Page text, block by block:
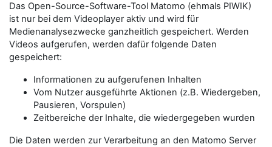
Das Open-Source-Software-Tool Matomo (ehmals PIWIK)
ist nur bei dem Videoplayer aktiv und wird für
Medienanalysezwecke ganzheitlich gespeichert. Werden
Videos aufgerufen, werden dafür folgende Daten
gespeichert:
Informationen zu aufgerufenen Inhalten
Vom Nutzer ausgeführte Aktionen (z.B. Wiedergeben,
Pausieren, Vorspulen)
Zeitbereiche der Inhalte, die wiedergegeben wurden
Die Daten werden zur Verarbeitung an den Matomo Server